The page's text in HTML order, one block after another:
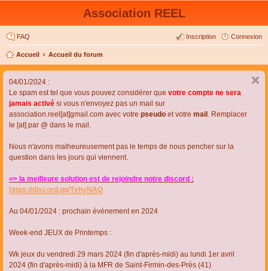
Association REEL
FAQ Connexion
Inscription
Accueil Accueil du forum
04/01/2024 :
Le spam est tel que vous pouvez considérer que votre compte ne sera
jamais activé si vous n'envoyez pas un mail sur
association.reel[at]gmail.com avec votre pseudo et votre mail . Remplacer
le [at] par @ dans le mail.
Nous n'avons malheureusement pas le temps de nous pencher sur la
question dans les jours qui viennent.
=> la meilleure solution est de rejoindre notre discord :
https://discord.gg/TvhyNAQ
Au 04/01/2024 : prochain évènement en 2024
Week-end JEUX de Printemps :
Wk jeux du vendredi 29 mars 2024 (fin d'après-midi) au lundi 1er avril
2024 (fin d'après-midi) à la MFR de Saint-Firmin-des-Près (41)